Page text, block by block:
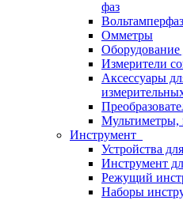
фаз
Омметры
Измерители
Аксессуары
Мультиметры,
Инструмент
Устройства
Инструмент
Режущий
Наборы